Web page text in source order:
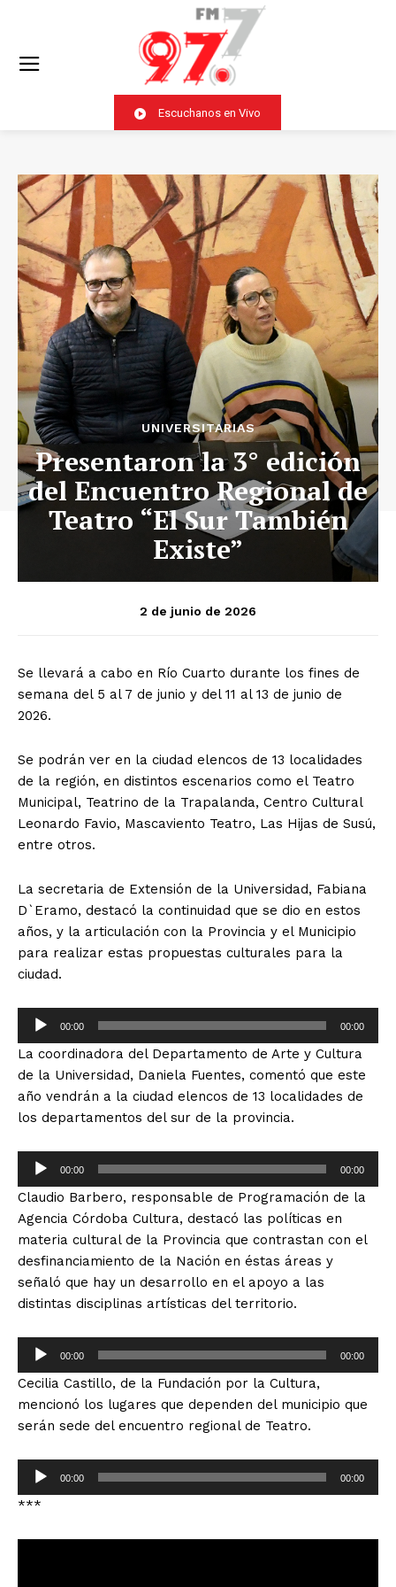
Escuchanos en Vivo
UNIVERSITARIAS
Presentaron la 3° edición
del Encuentro Regional de
Teatro “El Sur También
Existe”
2 de junio de 2026
Se llevará a cabo en Río Cuarto durante los fines de
semana del 5 al 7 de junio y del 11 al 13 de junio de
2026.
Se podrán ver en la ciudad elencos de 13 localidades
de la región, en distintos escenarios como el Teatro
Municipal, Teatrino de la Trapalanda, Centro Cultural
Leonardo Favio, Mascaviento Teatro, Las Hijas de Susú,
entre otros.
La secretaria de Extensión de la Universidad, Fabiana
D`Eramo, destacó la continuidad que se dio en estos
años, y la articulación con la Provincia y el Municipio
para realizar estas propuestas culturales para la
ciudad.
p
r
o
d
t
d
o
00:00 00:00
La coordinadora del Departamento de Arte y Cultura
de la Universidad, Daniela Fuentes, comentó que este
año vendrán a la ciudad elencos de 13 localidades de
los departamentos del sur de la provincia.
p
r
o
d
u
c
r
u
i
00:00 00:00
Claudio Barbero, responsable de Programación de la
Agencia Córdoba Cultura, destacó las políticas en
materia cultural de la Provincia que contrastan con el
desfinanciamiento de la Nación en éstas áreas y
señaló que hay un desarrollo en el apoyo a las
distintas disciplinas artísticas del territorio.
p
r
o
c
o
00:00 00:00
Cecilia Castillo, de la Fundación por la Cultura,
mencionó los lugares que dependen del municipio que
serán sede del encuentro regional de Teatro.
00:00 00:00
***